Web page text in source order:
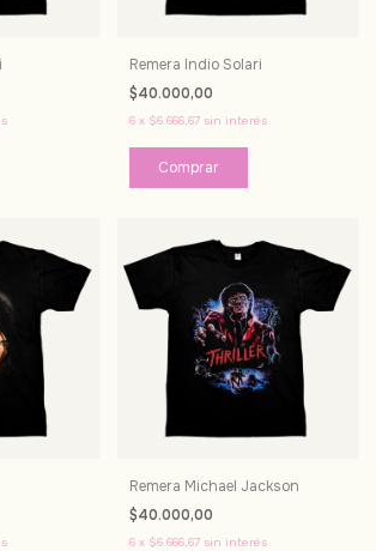
Remera Indio Solari
$40.000,00
6 x $6.666,67 sin interés
Comprar
Remera Michael Jackson
$40.000,00
6 x $6.666,67 sin interés